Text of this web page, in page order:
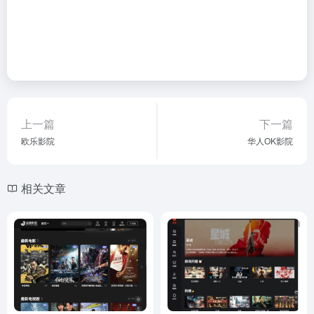
上一篇
欧乐影院
下一篇
华人OK影院
相关文章